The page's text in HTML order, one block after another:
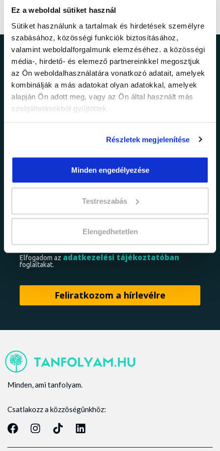
Ez a weboldal sütiket használ
Sütiket használunk a tartalmak és hirdetések személyre
szabásához, közösségi funkciók biztosításához,
valamint weboldalforgalmunk elemzéséhez. a közösségi
média-, hirdető- és elemező partnereinkkel megosztjuk
az Ön weboldalhasználatára vonatkozó adatait, amelyek
kombinálják a más adatokat olyan adatokkal, amelyek
alapján Ön adott meg, vagy az Ön által használt más
szolgáltatásokból gyűjtöttek.
Részletek megjelenítése
Minden engedélyezése
Testreszabás
Elengedhetetlen
Ne maradj le a
legfrissebb
információkról!
Értesülj elsőként legújabb tanfolyamainkról,
promócióinkról.
Elfogadom az adatkezelési tájékoztatóban
foglaltakat.
Minden, ami tanfolyam.
Csatlakozz a közzöségünkhöz: